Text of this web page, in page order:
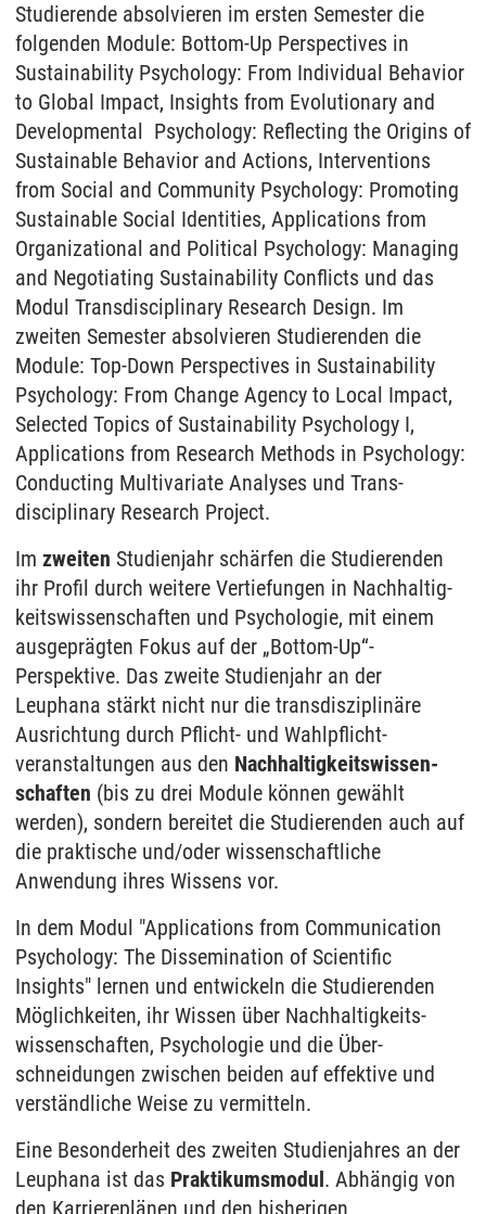
Studierende absolvieren im ersten Semester die
folgenden Module: Bottom-Up Perspectives in
Sustain­ability Psychology: From Individual Behavior
to Global Impact, Insights from Evolutionary and
Developmental Psychology: Reflecting the Origins of
Sustainable Behavior and Actions, Inter­ventions
from Social and Community Psychology: Promoting
Sustain­able Social Identities, Applications from
Organizational and Political Psychology: Managing
and Negotiating Sustain­ability Conflicts und das
Modul Trans­disciplinary Research Design. Im
zweiten Semester absolvieren Studierenden die
Module: Top-Down Perspectives in Sustain­ability
Psychology: From Change Agency to Local Impact,
Selected Topics of Sustain­ability Psychology I,
Applications from Research Methods in Psychology:
Conducting Multi­variate Analyses und Trans­
disciplinary Research Project.
Im zweiten Studien­jahr schärfen die Studierenden
ihr Profil durch weitere Ver­tiefungen in Nach­haltig­
keits­wissen­schaften und Psychologie, mit einem
aus­geprägten Fokus auf der „Bottom-Up“-
Perspektive. Das zweite Studien­jahr an der
Leuphana stärkt nicht nur die trans­disziplinäre
Ausrichtung durch Pflicht- und Wahl­pflicht­
veranstaltungen aus den Nach­haltig­keits­wissen­
schaften (bis zu drei Module können gewählt
werden), sondern bereitet die Studierenden auch auf
die praktische und/oder wissen­schaftliche
Anwendung ihres Wissens vor.
In dem Modul "Applications from Communication
Psychology: The Dissemination of Scientific
Insights" lernen und entwickeln die Studierenden
Möglich­keiten, ihr Wissen über Nach­haltig­keits­
wissen­schaften, Psychologie und die Über­
schneidungen zwischen beiden auf effektive und
verständliche Weise zu vermitteln.
Eine Besonder­heit des zweiten Studien­jahres an der
Leuphana ist das Praktikums­modul. Abhängig von